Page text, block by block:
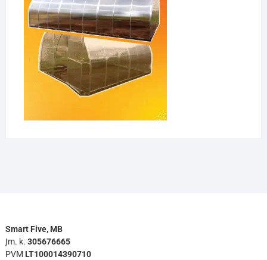
Smart Five, MB
Įm. k. 305676665
PVM LT100014390710